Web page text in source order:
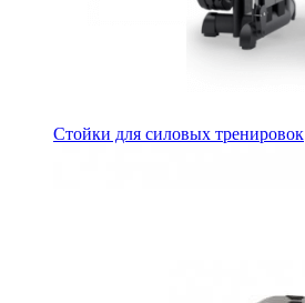
Стойки для силовых тренировок